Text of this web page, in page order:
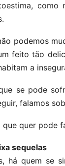
podemos
feito tão
a
se pode
falamos
quer pode
sequelas
há quem se